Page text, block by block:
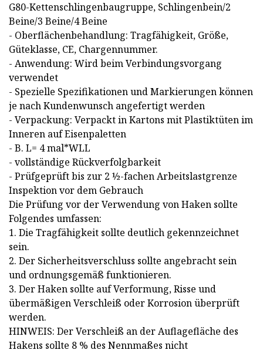
G80-Kettenschlingenbaugruppe, Schlingenbein/2
Beine/3 Beine/4 Beine
- Oberflächenbehandlung: Tragfähigkeit, Größe,
Güteklasse, CE, Chargennummer.
- Anwendung: Wird beim Verbindungsvorgang
verwendet
- Spezielle Spezifikationen und Markierungen können
je nach Kundenwunsch angefertigt werden
- Verpackung: Verpackt in Kartons mit Plastiktüten im
Inneren auf Eisenpaletten
- B. L= 4 mal*WLL
- vollständige Rückverfolgbarkeit
- Prüfgeprüft bis zur 2 ½-fachen Arbeitslastgrenze
Inspektion vor dem Gebrauch
Die Prüfung vor der Verwendung von Haken sollte
Folgendes umfassen:
1. Die Tragfähigkeit sollte deutlich gekennzeichnet
sein.
2. Der Sicherheitsverschluss sollte angebracht sein
und ordnungsgemäß funktionieren.
3. Der Haken sollte auf Verformung, Risse und
übermäßigen Verschleiß oder Korrosion überprüft
werden.
HINWEIS: Der Verschleiß an der Auflagefläche des
Hakens sollte 8 % des Nennmaßes nicht